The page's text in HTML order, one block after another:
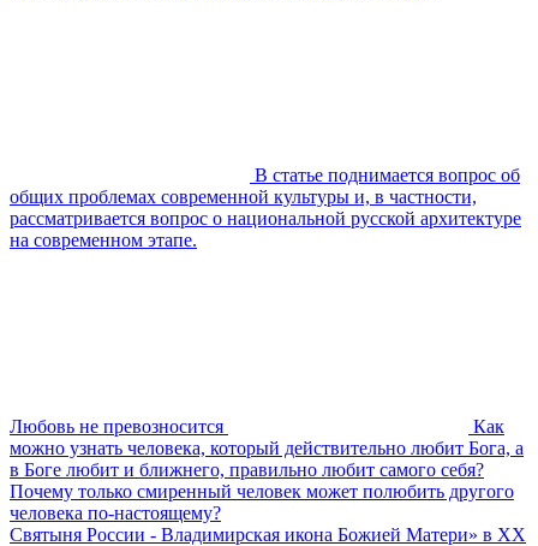
В статье поднимается вопрос об
общих проблемах современной культуры и, в частности,
рассматривается вопрос о национальной русской архитектуре
на современном этапе.
Любовь не превозносится
Как
можно узнать человека, который действительно любит Бога, а
в Боге любит и ближнего, правильно любит самого себя?
Почему только смиренный человек может полюбить другого
человека по-настоящему?
Cвятыня России - Владимирская икона Божией Матери» в XX